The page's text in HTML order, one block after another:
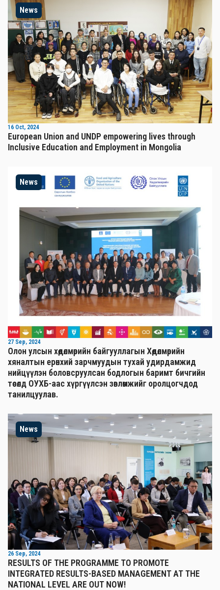
News
16 Oct, 2024
European Union and UNDP empowering lives through
Inclusive Education and Employment in Mongolia
News
27 Sep, 2024
Олон улсын хөдөлмөрийн байгууллагын Хөдөлмөрийн
хяналтын ерөнхий зарчмуудын тухай удирдамжид
нийцүүлэн боловсруулсан бодлогын баримт бичгийн
төсөлд ОУХБ-аас хүргүүлсэн зөвлөмжийг оролцогчдод
танилцуулав.
News
26 Sep, 2024
RESULTS OF THE PROGRAMME TO PROMOTE
INTEGRATED RESULTS-BASED MANAGEMENT AT THE
NATIONAL LEVEL ARE OUT NOW!